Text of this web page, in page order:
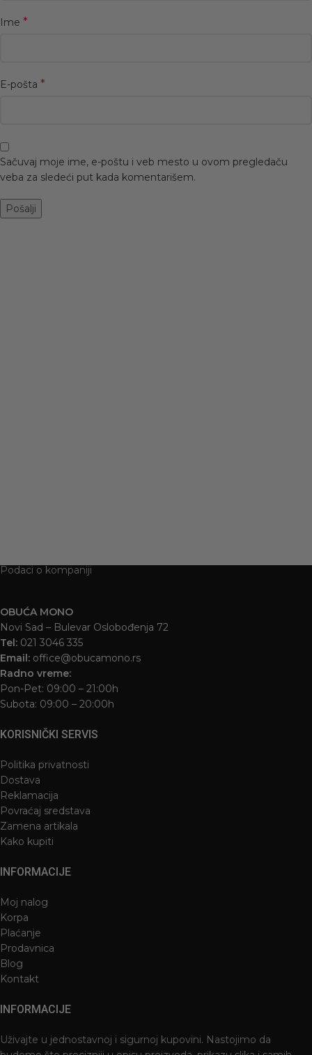
Ime *
E-pošta *
Sačuvaj moje ime, e-poštu i veb mesto u ovom pregledaču
veba za sledeći put kada komentarišem.
Podaci o kompaniji
OBUĆA MONO
Novi Sad – Bulevar Oslobođenja 72
Tel: 021 3046 335
Email: office@obucamono.rs
Radno vreme:
Pon-Pet: 09:00 – 21:00h
Subota: 09:00 – 20:00h
KORISNIČKI SERVIS
Politika privatnosti
Dostava
Reklamacija
Povraćaj sredstava
Zamena artikala
Kako kupiti
INFORMACIJE
Moj nalog
Korpa
Plaćanje
Prodavnica
Blog
Kontakt
INFORMACIJE
Uživajte u jednostavnoj i sigurnoj kupovini. Nastojimo da